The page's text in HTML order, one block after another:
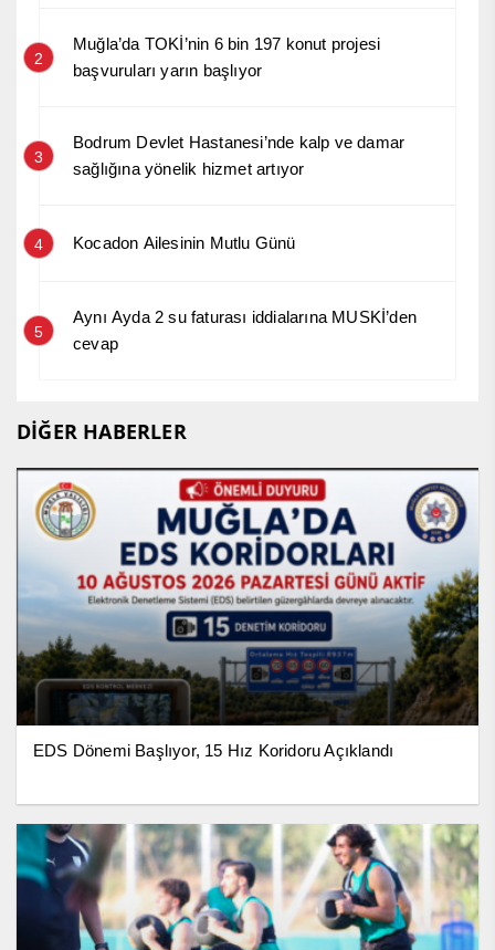
2
Muğla’da TOKİ’nin 6 bin 197 konut projesi
başvuruları yarın başlıyor
3
Bodrum Devlet Hastanesi’nde kalp ve damar
sağlığına yönelik hizmet artıyor
4 Kocadon Ailesinin Mutlu Günü
5
Aynı Ayda 2 su faturası iddialarına MUSKİ’den
cevap
DİĞER HABERLER
EDS Dönemi Başlıyor, 15 Hız Koridoru Açıklandı